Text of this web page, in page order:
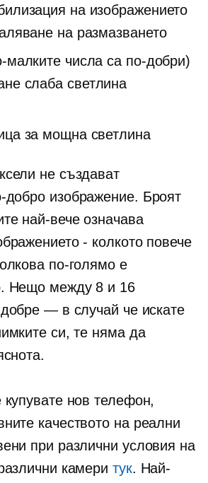
на изображението
на размазването
малките числа са по-добри)
слаба светлина
за мощна светлина
не създават
добро изображение. Броят
най-вече означава
- колкото повече
по-голямо е
Нещо между 8 и 16
— в случай че искате
си, те няма да
нов телефон,
качеството на реални
при различни условия на
камери тук. Най-